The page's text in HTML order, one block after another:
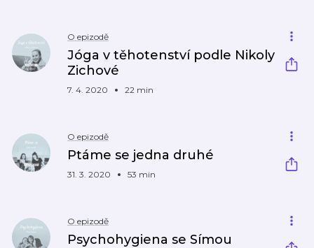
O epizodě
Jóga v těhotenství podle Nikoly
Zichové
7. 4. 2020 22 min
O epizodě
Ptáme se jedna druhé
31. 3. 2020 53 min
O epizodě
Psychohygiena se Símou